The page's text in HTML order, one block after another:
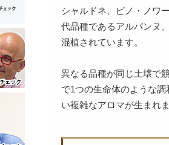
シャルドネ、ピノ・ノワ
代品種であるアルバンヌ
混植されています。
異なる品種が同じ土壌で
で1つの生命体のような
い複雑なアロマが生まれ